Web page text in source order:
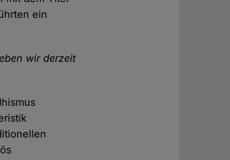
ein
wir derzeit